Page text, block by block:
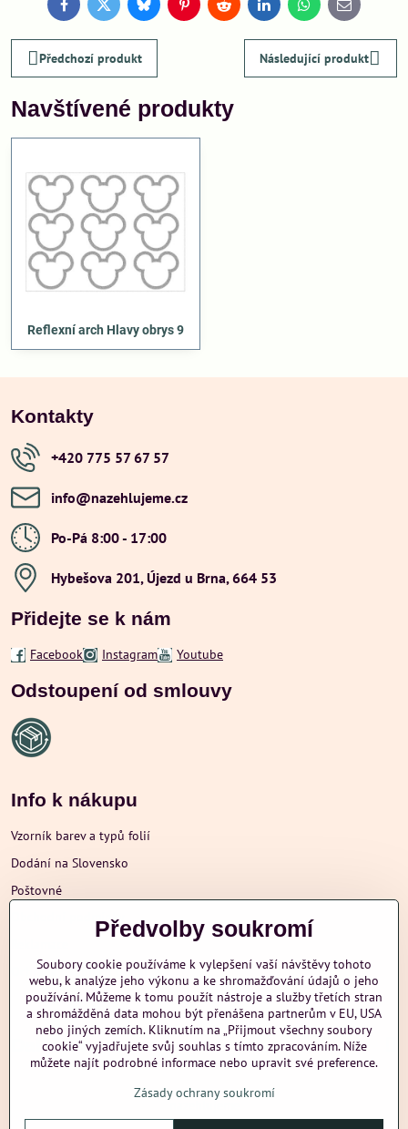
FacebookTwitterBlueskyPinterestReddit LinkedInWhatsApp
E-
mail
Předchozí produkt Následující produkt
Navštívené produkty
Reflexní arch Hlavy obrys 9
Kontakty
+420 775 57 67 57
info​@nazehlujeme​.cz
Po-Pá 8:00 - 17:00
Hybešova 201, Újezd u Brna, 664 53
Přidejte se k nám
Facebook Instagram Youtube
Odstoupení od smlouvy
Info k nákupu
Vzorník barev a typů folií
Dodání na Slovensko
Poštovné
Obchodní podmínky
Ochrana osobních údajů
Další informace
nazehlujeme
Předvolby soukromí
Soubory cookie používáme k vylepšení vaší návštěvy tohoto
webu, k analýze jeho výkonu a ke shromažďování údajů o jeho
používání. Můžeme k tomu použít nástroje a služby třetích stran
a shromážděná data mohou být přenášena partnerům v EU, USA
nebo jiných zemích. Kliknutím na „Přijmout všechny soubory
cookie“ vyjadřujete svůj souhlas s tímto zpracováním. Níže
můžete najít podrobné informace nebo upravit své preference.
Zásady ochrany soukromí